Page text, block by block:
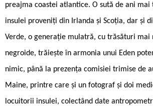
preajma coastei atlantice. O sută de ani
insulei proveniți din Irlanda și Scoția, dar și
Verde, o generație mulatră, cu trăsături mai
negroide, trăiește în armonia unui Eden
nimic, până la prezența comisiei trimise de
Maine, printre care și un fotograf și doi
locuitorii insulei, colectând date